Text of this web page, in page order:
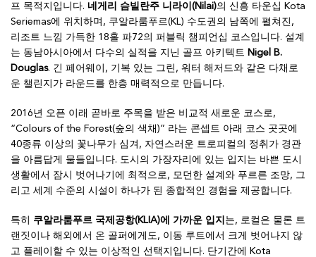
프 목적지입니다. 네게리 슴빌란주 니라이(Nilai)의 신흥 타운십 Kota
Seriemas에 위치하며, 쿠알라룸푸르(KL) 수도권의 남쪽에 펼쳐진,
리조트 느낌 가득한 18홀 파72의 퍼블릭 챔피언십 코스입니다. 설계
는 동남아시아에서 다수의 실적을 지닌 골프 아키텍트 Nigel B.
Douglas. 긴 페어웨이, 기복 있는 그린, 워터 해저드와 같은 다채로
운 챌린지가 라운드를 한층 매력적으로 만듭니다.
2016년 오픈 이래 곧바로 주목을 받은 비교적 새로운 코스로,
“Colours of the Forest(숲의 색채)” 라는 콘셉트 아래 코스 곳곳에
40종류 이상의 꽃나무가 심겨, 자연스러운 트로피컬의 정취가 경관
을 아름답게 물들입니다. 도시의 가장자리에 있는 입지는 바쁜 도시
생활에서 잠시 벗어나기에 최적으로, 모던한 설계와 푸르른 조망, 그
리고 세계 수준의 시설이 하나가 된 종합적인 경험을 제공합니다.
특히 쿠알라룸푸르 국제공항(KLIA)에 가까운 입지 는, 로컬은 물론 트
랜짓이나 해외에서 온 골퍼에게도, 이동 루트에서 크게 벗어나지 않
고 플레이할 수 있는 이상적인 선택지입니다. 단기간에 Kota